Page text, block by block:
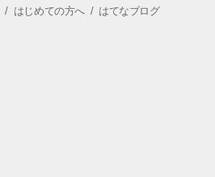
/ はじめての方へ/ はてなブログ